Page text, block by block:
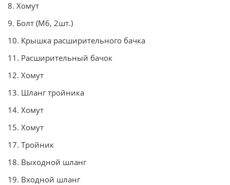
8. Хомут
9. Болт (М6, 2шт.)
10. Крышка расширительного бачка
11. Расширительный бачок
12. Хомут
13. Шланг тройника
14. Хомут
15. Хомут
17. Тройник
18. Выходной шланг
19. Входной шланг